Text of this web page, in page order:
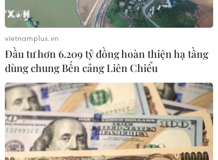
vietnamplus.vn
Đầu tư hơn 6.209 tỷ đồng hoàn thiện hạ tầng
dùng chung Bến cảng Liên Chiểu